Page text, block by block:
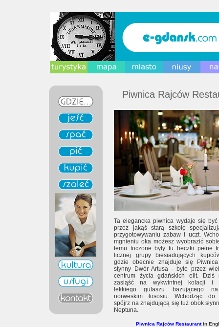
Piwnica Rajców
Ta elegancka piwnica wydaje się być
przez jakąś starą szkołę
przygotowywaniu zabaw i uczt.
mgnieniu oka możesz wyobrazić
temu toczone były tu beczki pełne
licznej grupy biesiadujących
gdzie obecnie znajduje się
słynny Dwór Artusa - było przez
centrum życia gdańskich elit. Dziś
zasiąść na wykwintnej kolacji i
lekkiego gulaszu bazującego
norweskim łososiu. Wchodząc do
spójrz na znajdującą się tuż obok
Neptuna.
Piwnica Rajców Restaurantin